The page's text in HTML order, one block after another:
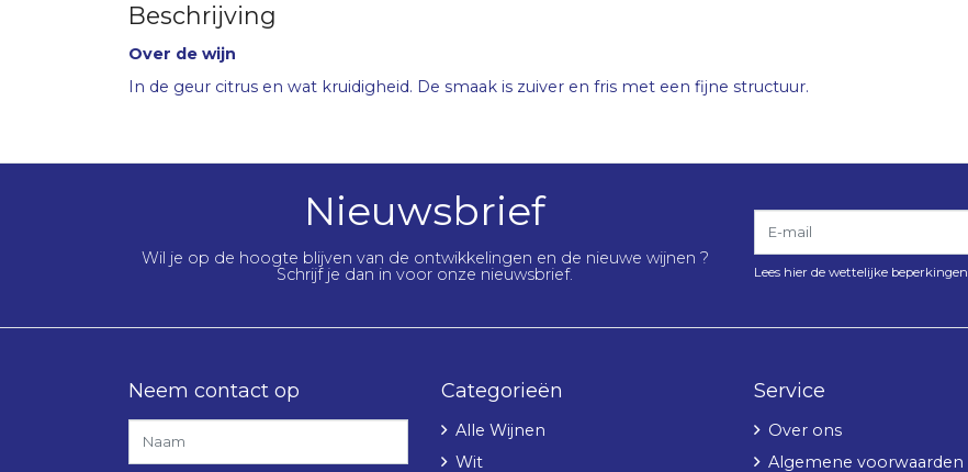
Beschrijving
Over de wijn
In de geur citrus en wat kruidigheid. De smaak is zuiver en fris met een fijne structuur.
Nieuwsbrief
Wil je op de hoogte blijven van de ontwikkelingen en de nieuwe wijnen ?
Schrijf je dan in voor onze nieuwsbrief.
E-mail
Lees hier de wettelijke beperkingen
Neem contact op Categorieën
Alle Wijnen
Wit
Service
Over ons
Algemene voorwaarden